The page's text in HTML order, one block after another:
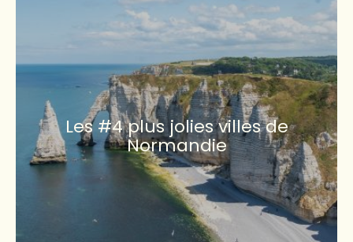
Les #4 plus jolies villes de
Normandie